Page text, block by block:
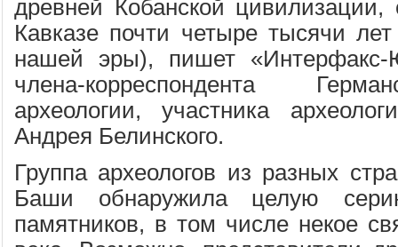
древней Кобанской
Кавказе почти четыре тысячи
нашей эры), пишет
члена-корреспондента
археологии, участника
Андрея Белинского.
Группа археологов из разных
Баши обнаружила целую серию
памятников, в том числе некое